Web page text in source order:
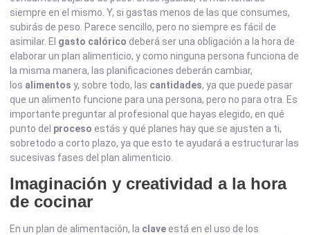
siempre en el mismo. Y, si gastas menos de las que consumes,
subirás de peso. Parece sencillo, pero no siempre es fácil de
asimilar. El gasto calórico deberá ser una obligación a la hora de
elaborar un plan alimenticio, y como ninguna persona funciona de
la misma manera, las planificaciones deberán cambiar,
los alimentos y, sobre todo, las cantidades, ya que puede pasar
que un alimento funcione para una persona, pero no para otra. Es
importante preguntar al profesional que hayas elegido, en qué
punto del proceso estás y qué planes hay que se ajusten a ti,
sobretodo a corto plazo, ya que esto te ayudará a estructurar las
sucesivas fases del plan alimenticio.
Imaginación y creatividad a la hora
de cocinar
En un plan de alimentación, la clave está en el uso de los